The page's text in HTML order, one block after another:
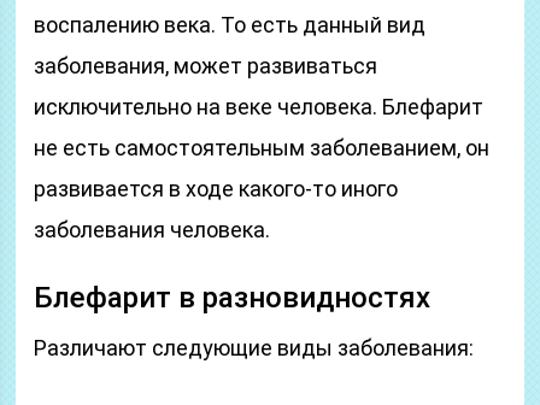
воспалению века. То есть данный вид
заболевания, может развиваться
исключительно на веке человека. Блефарит
не есть самостоятельным заболеванием, он
развивается в ходе какого-то иного
заболевания человека.
Блефарит в разновидностях
Различают следующие виды заболевания: